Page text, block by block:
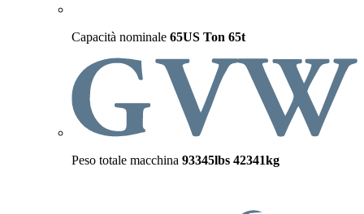
Capacità nominale 65US Ton 65t
Peso totale macchina 93345lbs 42341kg